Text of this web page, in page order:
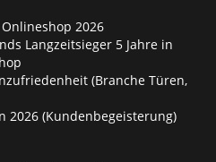
2026
Langzeitsieger 5 Jahre in
(Branche Türen,
2026 (Kundenbegeisterung)